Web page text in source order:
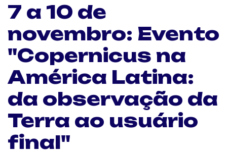
7 a 10 de
novembro: Evento
"Copernicus na
América Latina:
da observação da
Terra ao usuário
final"